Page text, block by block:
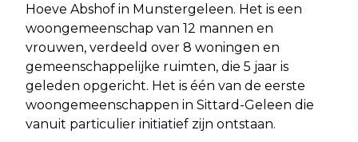
Hoeve Abshof in Munstergeleen. Het is een
woongemeenschap van 12 mannen en
vrouwen, verdeeld over 8 woningen en
gemeenschappelijke ruimten, die 5 jaar is
geleden opgericht. Het is één van de eerste
woongemeenschappen in Sittard-Geleen die
vanuit particulier initiatief zijn ontstaan.